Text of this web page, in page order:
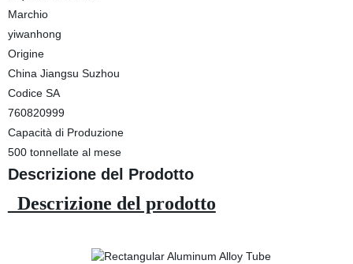
Marchio
yiwanhong
Origine
China Jiangsu Suzhou
Codice SA
760820999
Capacità di Produzione
500 tonnellate al mese
Descrizione del Prodotto
Descrizione del prodotto